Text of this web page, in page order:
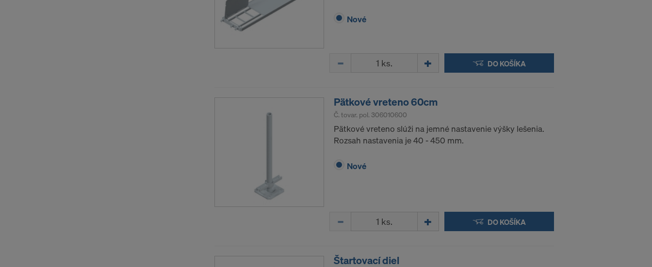
Nové
DO KOŠÍKA
Pätkové vreteno 60cm
Č. tovar. pol. 306010600
Pätkové vreteno slúži na jemné nastavenie výšky lešenia.
Rozsah nastavenia je 40 - 450 mm.
Nové
DO KOŠÍKA
Štartovací diel